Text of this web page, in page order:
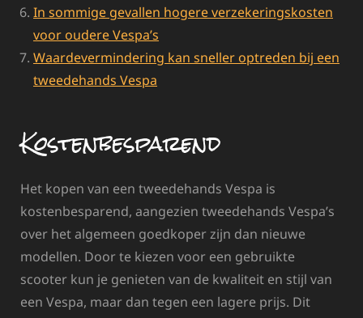
In sommige gevallen hogere verzekeringskosten
voor oudere Vespa’s
Waardevermindering kan sneller optreden bij een
tweedehands Vespa
Kostenbesparend
Het kopen van een tweedehands Vespa is
kostenbesparend, aangezien tweedehands Vespa’s
over het algemeen goedkoper zijn dan nieuwe
modellen. Door te kiezen voor een gebruikte
scooter kun je genieten van de kwaliteit en stijl van
een Vespa, maar dan tegen een lagere prijs. Dit